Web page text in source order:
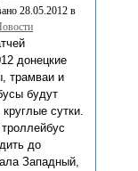
28.05.2012 в
донецкие
трамваи и
будут
круглые сутки.
до
Западный,